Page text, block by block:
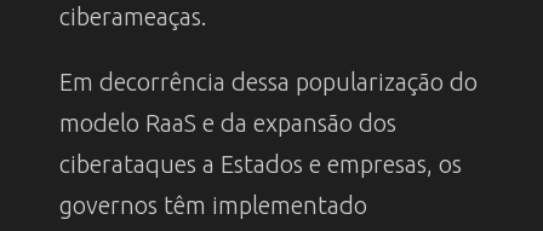
ciberameaças.
Em decorrência dessa popularização do
modelo RaaS e da expansão dos
ciberataques a Estados e empresas, os
governos têm implementado